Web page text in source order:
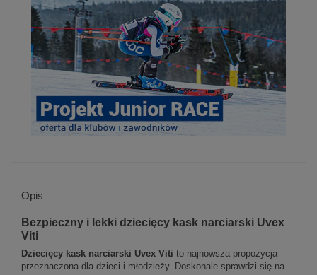
Opis
Bezpieczny i lekki dziecięcy kask narciarski Uvex
Viti
Dziecięcy kask narciarski Uvex Viti to najnowsza propozycja
przeznaczona dla dzieci i młodzieży. Doskonale sprawdzi się na